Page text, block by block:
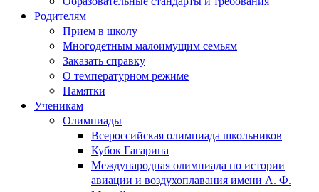
Родителям
Прием в школу
Многодетным малоимущим семьям
Заказать справку
О температурном режиме
Памятки
Ученикам
Олимпиады
Всероссийская олимпиада школьников
Кубок Гагарина
Международная олимпиада по истории
авиации и воздухоплавания имени А. Ф.